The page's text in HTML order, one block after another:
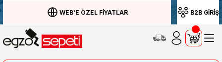
WEB'E ÖZEL FİYATLAR B2B GİRİŞ